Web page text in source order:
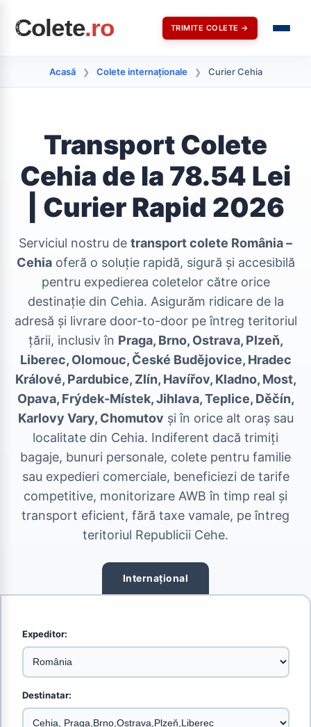
TRIMITE COLETE →
Acasă ❯ Colete internaționale ❯ Curier Cehia
Transport Colete
Cehia de la 78.54 Lei
| Curier Rapid 2026
Serviciul nostru de transport colete România –
Cehiaoferă o soluție rapidă, sigură și accesibilă
pentru expedierea coletelor către orice
destinație din Cehia. Asigurăm ridicare de la
adresă și livrare door-to-door pe întreg teritoriul
țării, inclusiv în Praga, Brno, Ostrava, Plzeň,
Liberec, Olomouc, České Budějovice, Hradec
Králové, Pardubice, Zlín, Havířov, Kladno, Most,
Opava, Frýdek-Místek, Jihlava, Teplice, Děčín,
Karlovy Vary, Chomutov și în orice alt oraș sau
localitate din Cehia. Indiferent dacă trimiți
bagaje, bunuri personale, colete pentru familie
sau expedieri comerciale, beneficiezi de tarife
competitive, monitorizare AWB în timp real și
transport eficient, fără taxe vamale, pe întreg
teritoriul Republicii Cehe.
Internațional
Expeditor:
Destinatar: